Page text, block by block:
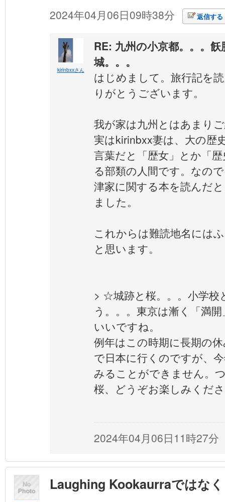
2024年04月06日09時38分 返信する
kirinbxxさん
RE: 九州の小京都。。。
城。。。
はじめまして。旅行記を
りがとうございます。
我が家は九州とはあまり
実はkirinbxx妻は、大の歴
言葉だと「歴女」とか「
る部類の人間です。なの
津家に関する本を読んだ
ました。
これからは難読地名には
と思います。
> ☆城跡と桜。。。小学校
う。。。東京は漸く「満開
いいですね。
例年はこの時期に長期の
で日本に行くのですが、
みることができません。
桜、どうぞお楽しみくだ
2024年04月06日11時27分
Laughing Kookaurraではなく